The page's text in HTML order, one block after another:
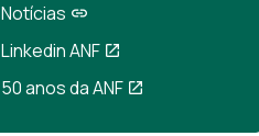
Notícias
Linkedin ANF
50 anos da ANF